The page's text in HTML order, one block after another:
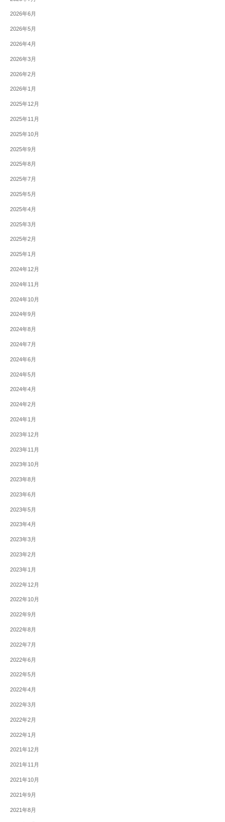
2026年6月
2026年5月
2026年4月
2026年3月
2026年2月
2026年1月
2025年12月
2025年11月
2025年10月
2025年9月
2025年8月
2025年7月
2025年5月
2025年4月
2025年3月
2025年2月
2025年1月
2024年12月
2024年11月
2024年10月
2024年9月
2024年8月
2024年7月
2024年6月
2024年5月
2024年4月
2024年2月
2024年1月
2023年12月
2023年11月
2023年10月
2023年8月
2023年6月
2023年5月
2023年4月
2023年3月
2023年2月
2023年1月
2022年12月
2022年10月
2022年9月
2022年8月
2022年7月
2022年6月
2022年5月
2022年4月
2022年3月
2022年2月
2022年1月
2021年12月
2021年11月
2021年10月
2021年9月
2021年8月